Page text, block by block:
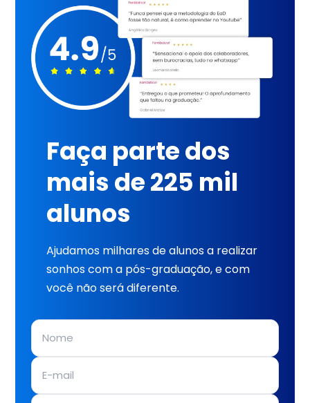
Faça parte dos
mais de 225 mil
alunos
Ajudamos milhares de alunos a realizar
sonhos com a pós-graduação, e com
você não será diferente.